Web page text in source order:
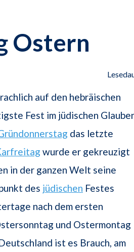
Ostern
auf den hebräischen
Fest im jüdischen
das letzte
wurde er gekreuzigt
in der ganzen Welt seine
des jüdischen Festes
nach dem ersten
und Ostermontag
ist es Brauch, am